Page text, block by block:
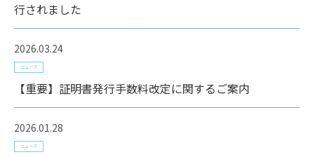
行されました
2026.03.24
ニュース
【重要】証明書発行手数料改定に関するご案内
2026.01.28
ニュース